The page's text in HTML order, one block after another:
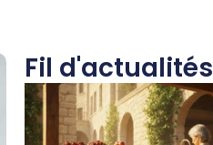
Fil d'actualités